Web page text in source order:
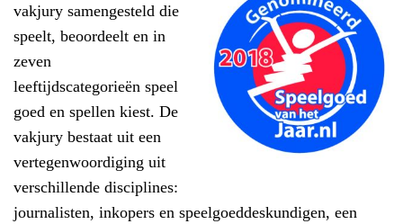
vakjury samengesteld die
speelt, beoordeelt en in
zeven
leeftijdscategorieën speel
goed en spellen kiest. De
vakjury bestaat uit een
vertegenwoordiging uit
verschillende disciplines:
journalisten, inkopers en speelgoeddeskundigen, een